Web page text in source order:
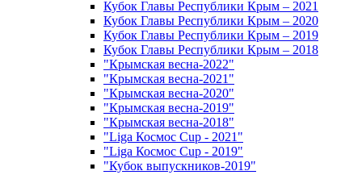
Кубок Главы Республики Крым – 2021
Кубок Главы Республики Крым – 2020
Кубок Главы Республики Крым – 2019
Кубок Главы Республики Крым – 2018
"Крымская весна-2022"
"Крымская весна-2021"
"Крымская весна-2020"
"Крымская весна-2019"
"Крымская весна-2018"
"Liga Космос Cup - 2021"
"Liga Космос Cup - 2019"
"Кубок выпускников-2019"